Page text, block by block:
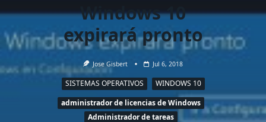
Windows 10
expirará pronto
Jose Gisbert Jul 6, 2018
SISTEMAS OPERATIVOS
WINDOWS 10
administrador de licencias de Windows
Administrador de tareas